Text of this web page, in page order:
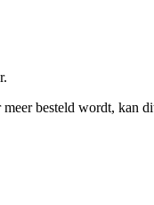
.
besteld wordt, kan